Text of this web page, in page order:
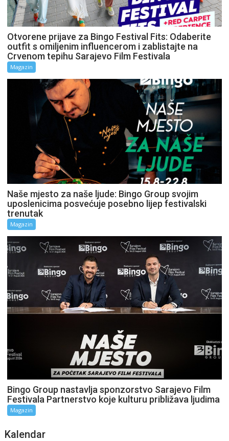
Otvorene prijave za Bingo Festival Fits: Odaberite
outfit s omiljenim influencerom i zablistajte na
Crvenom tepihu Sarajevo Film Festivala
Magazin
Naše mjesto za naše ljude: Bingo Group svojim
uposlenicima posvećuje posebno lijep festivalski
trenutak
Magazin
Bingo Group nastavlja sponzorstvo Sarajevo Film
Festivala Partnerstvo koje kulturu približava ljudima
Magazin
Kalendar